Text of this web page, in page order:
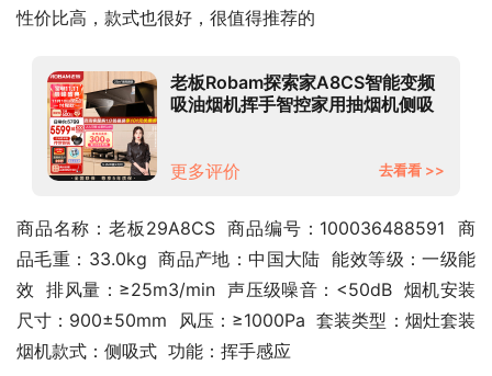
性价比高，款式也很好，很值得推荐的
老板Robam探索家A8CS智能变频
吸油烟机挥手智控家用抽烟机侧吸
更多评价
去看看 >>
商品名称：老板29A8CS  商品编号：100036488591  商
品毛重：33.0kg  商品产地：中国大陆  能效等级：一级能
效  排风量：≥25m3/min  声压级噪音：<50dB  烟机安装
尺寸：900±50mm  风压：≥1000Pa  套装类型：烟灶套装
烟机款式：侧吸式  功能：挥手感应